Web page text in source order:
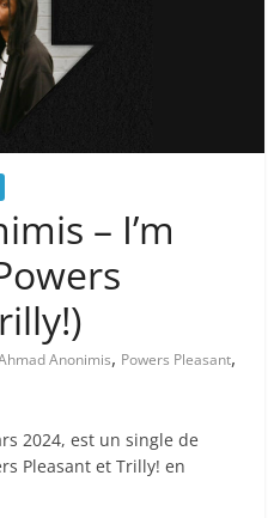
– I’m
Anonimis, Powers Pleasant,
2024, est un single de
Pleasant et Trilly! en